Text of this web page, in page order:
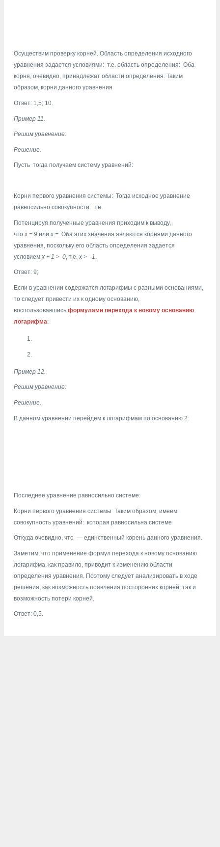
Осуществим проверку корней. Область определения исходного
уравнения задается условиями: т.е. область определения: Оба
корня, очевидно, принадлежат области определения. Таким
образом, корни данного уравнения
Ответ: 1,5; 10.
Пример 11.
Решим уравнение:
Решение.
Пусть тогда получаем систему уравнений:
Корни первого уравнения системы: Тогда исходное уравнение
равносильно совокупности: т.е.
Потенцируя полученные уравнения приходим к выводу,
что х = 9 или х = Оба этих значения являются корнями данного
уравнения, поскольку его область определения задается
условием х + 1 > 0 , т.е. х > -1
Ответ: 9;
Если в уравнении содержатся логарифмы с разными основаниями,
то следует привести их к одному основанию,
воспользовавшись формулами перехода к новому основанию
логарифма:
Пример 12.
Решим уравнение:
Решение.
В данном уравнении перейдем к логарифмам по основанию 2:
Последнее уравнение равносильно системе:
Корни первого уравнения системы Таким образом, имеем
совокупность уравнений: которая равносильна системе
Откуда очевидно, что — единственный корень данного уравнения.
Заметим, что применение формул перехода к новому основанию
логарифма, как правило, приводит к изменению области
определения уравнения. Поэтому следует анализировать в ходе
решения, как возможность появления посторонних корней, так и
возможность потери корней.
Ответ: 0,5.